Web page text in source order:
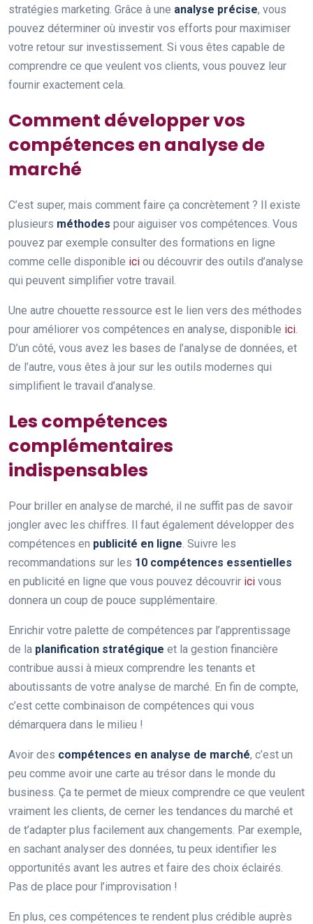
stratégies marketing. Grâce à une analyse précise, vous
pouvez déterminer où investir vos efforts pour maximiser
votre retour sur investissement. Si vous êtes capable de
comprendre ce que veulent vos clients, vous pouvez leur
fournir exactement cela.
Comment développer vos
compétences en analyse de
marché
C’est super, mais comment faire ça concrètement ? Il existe
plusieurs méthodes pour aiguiser vos compétences. Vous
pouvez par exemple consulter des formations en ligne
comme celle disponible ici ou découvrir des outils d’analyse
qui peuvent simplifier votre travail.
Une autre chouette ressource est le lien vers des méthodes
pour améliorer vos compétences en analyse, disponible ici.
D’un côté, vous avez les bases de l’analyse de données, et
de l’autre, vous êtes à jour sur les outils modernes qui
simplifient le travail d’analyse.
Les compétences
complémentaires
indispensables
Pour briller en analyse de marché, il ne suffit pas de savoir
jongler avec les chiffres. Il faut également développer des
compétences en publicité en ligne. Suivre les
recommandations sur les 10 compétences essentielles
en publicité en ligne que vous pouvez découvrir ici vous
donnera un coup de pouce supplémentaire.
Enrichir votre palette de compétences par l’apprentissage
de la planification stratégique et la gestion financière
contribue aussi à mieux comprendre les tenants et
aboutissants de votre analyse de marché. En fin de compte,
c’est cette combinaison de compétences qui vous
démarquera dans le milieu !
Avoir des compétences en analyse de marché, c’est un
peu comme avoir une carte au trésor dans le monde du
business. Ça te permet de mieux comprendre ce que veulent
vraiment les clients, de cerner les tendances du marché et
de t’adapter plus facilement aux changements. Par exemple,
en sachant analyser des données, tu peux identifier les
opportunités avant les autres et faire des choix éclairés.
Pas de place pour l’improvisation !
En plus, ces compétences te rendent plus crédible auprès